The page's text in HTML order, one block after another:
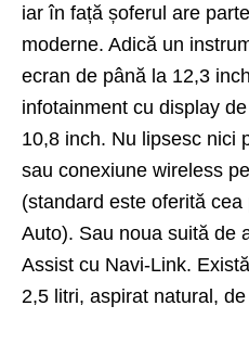
iar în față șoferul are
moderne. Adică un
ecran de până la 12,3
infotainment cu display
10,8 inch. Nu lipsesc nici
sau conexiune wireless
(standard este oferită cea
Auto). Sau noua suită de
Assist cu Navi-Link.
2,5 litri, aspirat natural, de